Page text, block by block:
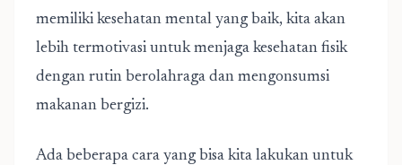
memiliki kesehatan mental yang baik, kita akan
lebih termotivasi untuk menjaga kesehatan fisik
dengan rutin berolahraga dan mengonsumsi
makanan bergizi.
Ada beberapa cara yang bisa kita lakukan untuk